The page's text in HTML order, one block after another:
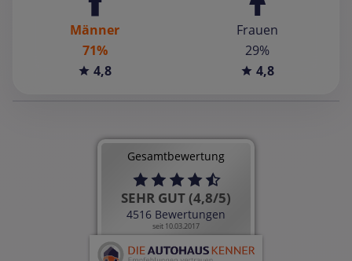
Männer
71%
4,8
Frauen
29%
4,8
Gesamtbewertung
SEHR GUT (4,8/5)
4516 Bewertungen
seit 10.03.2017